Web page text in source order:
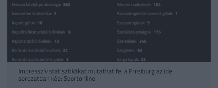
Impresszív statisztikákat mutathat fel a Frreiburg az idei
sorozatban kép: Sportonline